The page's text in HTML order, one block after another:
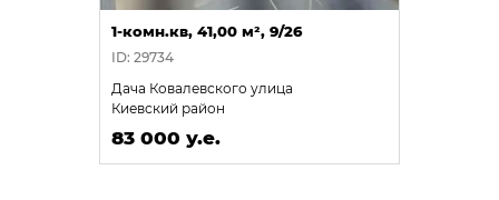
1-комн.кв, 41,00 м², 9/26
ID: 29734
Дача Ковалевского улица
Киевский район
83 000 у.е.